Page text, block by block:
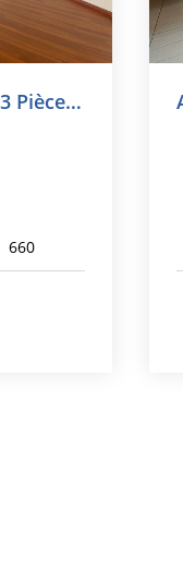
Appartement Maisons Laffitte 3 Pièce(s) 70 M2
660